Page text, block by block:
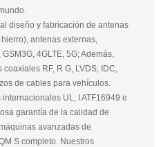
diseño y fabricación de antenas
antenas externas,
4GLTE, 5G; Además,
RF, R G, LVDS, IDC,
de cables para vehículos.
UL, I ATF16949 e
garantía de la calidad de
avanzadas de
S completo. Nuestros